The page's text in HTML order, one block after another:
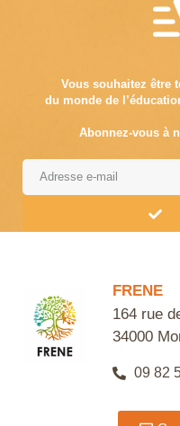
Vous souhaitez être
du monde de
Abonnez-vous à
FRENE
164 rue
34000
09 82